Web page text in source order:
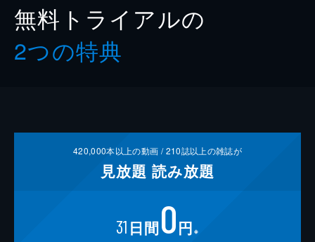
無料トライアルの
2つの特典
420,000本以上の動画 /210誌以上の雑誌が
見放題 読み放題
31 日間0円 ※